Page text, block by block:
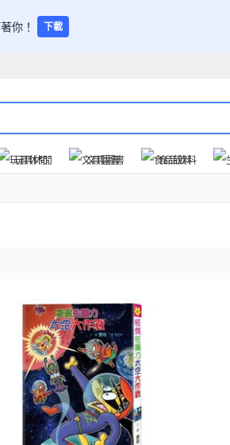
你！ 下載
玩具休閒 文具圖書 食品飲料